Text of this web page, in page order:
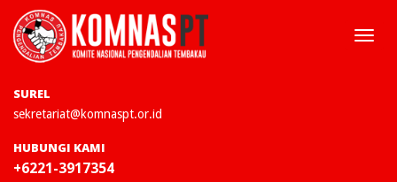
SUREL
sekretariat@komnaspt.or.id
HUBUNGI KAMI
+6221-3917354